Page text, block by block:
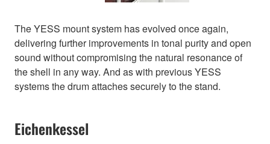
The YESS mount system has evolved once again,
delivering further improvements in tonal purity and open
sound without compromising the natural resonance of
the shell in any way. And as with previous YESS
systems the drum attaches securely to the stand.
Eichenkessel